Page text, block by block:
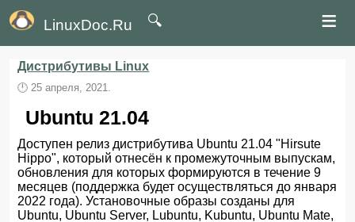
LinuxDoc.Ru 🔍 ≡
Дистрибутивы Linux
🕛25 апреля, 2021.
Ubuntu 21.04
Доступен релиз дистрибутива Ubuntu 21.04 "Hirsute
Hippo", который отнесён к промежуточным выпускам,
обновления для которых формируются в течение 9
месяцев (поддержка будет осуществляться до января
2022 года). Установочные образы созданы для
Ubuntu, Ubuntu Server, Lubuntu, Kubuntu, Ubuntu Mate,